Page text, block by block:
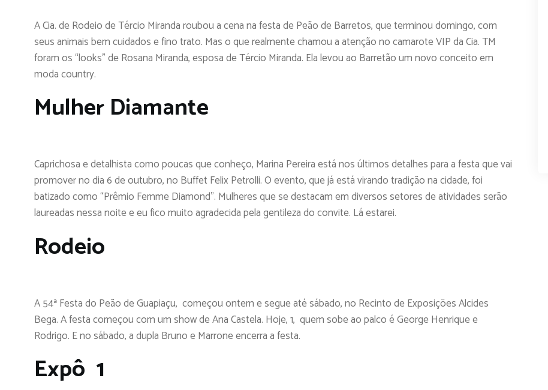
A Cia. de Rodeio de Tércio Miranda roubou a cena na festa de Peão de Barretos, que terminou domingo, com
seus animais bem cuidados e fino trato. Mas o que realmente chamou a atenção no camarote VIP da Cia. TM
foram os “looks” de Rosana Miranda, esposa de Tércio Miranda. Ela levou ao Barretão um novo conceito em
moda country.
Mulher Diamante
Caprichosa e detalhista como poucas que conheço, Marina Pereira está nos últimos detalhes para a festa que vai
promover no dia 6 de outubro, no Buffet Felix Petrolli. O evento, que já está virando tradição na cidade, foi
batizado como “Prêmio Femme Diamond”. Mulheres que se destacam em diversos setores de atividades serão
laureadas nessa noite e eu fico muito agradecida pela gentileza do convite. Lá estarei.
Rodeio
A 54ª Festa do Peão de Guapiaçu, começou ontem e segue até sábado, no Recinto de Exposições Alcides
Bega. A festa começou com um show de Ana Castela. Hoje, 1, quem sobe ao palco é George Henrique e
Rodrigo. E no sábado, a dupla Bruno e Marrone encerra a festa.
Expô 1